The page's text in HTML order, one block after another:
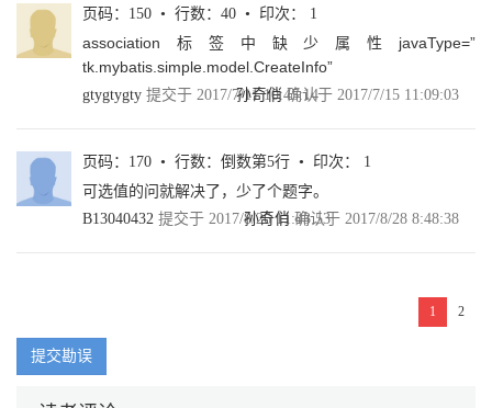
4.1.3 在INSERT动态插入列中使用if 70
4.2 choose用法 72
4.3 where、set、trim用法 75
4.3.1 where用法 75
4.3.2 set用法 76
4.4.1 foreach实现in集合 78
4.4.2 foreach实现批量插入 81
4.4.3 foreach实现动态UPDATE 84
5.1 XML配置详解 92
5.1.1 property标签 95
页码：150 • 行数：40 • 印次： 1
association标签中缺少属性javaType=”
tk.mybatis.simple.model.CreateInfo”
gtygtygty 提交于 2017/7/11 10:45:14
孙奇俏确认于 2017/7/15 11:09:03
页码：170 • 行数：倒数第5行 • 印次： 1
可选值的问就解决了，少了个题字。
B13040432 提交于 2017/8/26 11:43:53
孙奇俏 确认于 2017/8/28 8:48:38
1 2
提交勘误